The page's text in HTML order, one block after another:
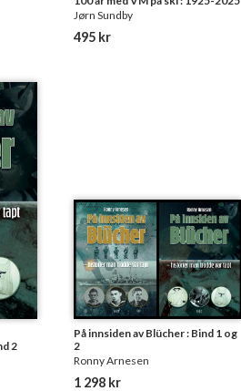
Jørn Sundby
495 kr
2
På innsiden av Blücher : Bind 1 og
2
Ronny Arnesen
1 298 kr